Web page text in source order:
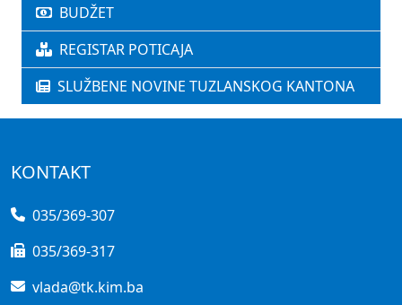
BUDŽET
REGISTAR POTICAJA
SLUŽBENE NOVINE TUZLANSKOG KANTONA
KONTAKT
035/369-307
035/369-317
vlada@tk.kim.ba